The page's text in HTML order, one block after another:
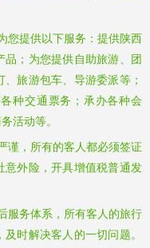
您提供以下服务：提供陕西
；为您提供自助旅游、团
旅游包车、导游委派等；
种交通票务；承办各种会
活动等。
谨，所有的客人都必须签证
意外险，开具增值税普通发
服务体系，所有客人的旅行
时解决客人的一切问题。